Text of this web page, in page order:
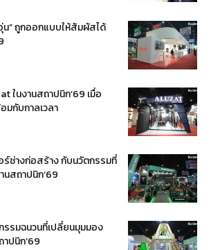
น” ถูกออกแบบให้สัมผัสได้
ในงานสถาปนิก’69 เมื่อ
มกับกาลเวลา
ร์ช่างก่อสร้าง กับนวัตกรรมที่
นสถาปนิก’69
รรมฉนวนที่เปลี่ยนมุมมอง
ปนิก’69